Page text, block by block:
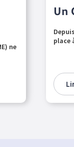
ne
Un
place